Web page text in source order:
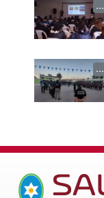
...
...